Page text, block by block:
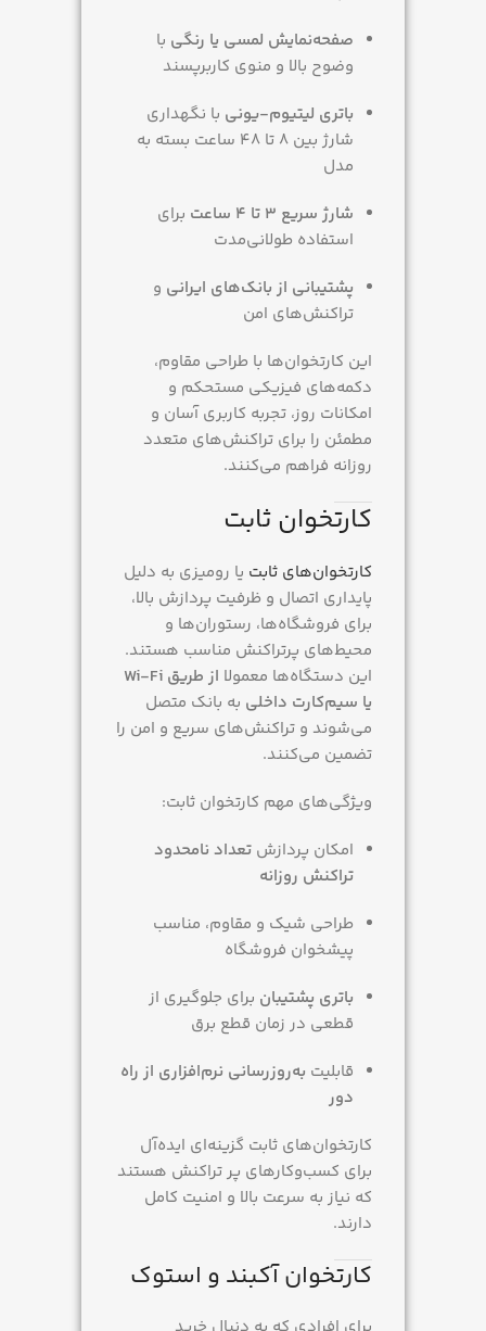
صفحه‌نمایش لمسی یا رنگی با
وضوح بالا و منوی کاربرپسند
باتری لیتیوم-یونی با نگهداری
شارژ بین 8 تا 48 ساعت بسته به
مدل
شارژ سریع 3 تا 4 ساعت
برای
استفاده طولانی‌مدت
پشتیبانی از بانک‌های ایرانی و
تراکنش‌های امن
این کارتخوان‌ها با طراحی مقاوم،
دکمه‌های فیزیکی مستحکم و
امکانات روز، تجربه کاربری آسان و
مطمئن را برای تراکنش‌های متعدد
روزانه فراهم می‌کنند.
کارتخوان ثابت
کارتخوان‌های ثابت یا رومیزی به دلیل
پایداری اتصال و ظرفیت پردازش بالا،
برای فروشگاه‌ها، رستوران‌ها و
محیط‌های پرتراکنش مناسب هستند.
این دستگاه‌ها معمولا
از طریق Wi-Fi
یا سیم‌کارت داخلی به بانک متصل
می‌شوند و تراکنش‌های سریع و امن را
تضمین می‌کنند.
ویژگی‌های مهم کارتخوان ثابت:
امکان پردازش تعداد نامحدود
تراکنش روزانه
طراحی شیک و مقاوم، مناسب
پیشخوان فروشگاه
باتری پشتیبان برای جلوگیری از
قطعی در زمان قطع برق
قابلیت به‌روزرسانی نرم‌افزاری از راه
دور
کارتخوان‌های ثابت گزینه‌ای ایده‌آل
برای کسب‌وکارهای پر تراکنش هستند
که نیاز به سرعت بالا و امنیت کامل
دارند.
کارتخوان آکبند و استوک